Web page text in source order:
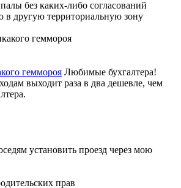
без каких-либо согласований
другую территориальную зону
геммороя Любимые бухгалтера!
выходит раза в два дешевле, чем
установить проезд через мою